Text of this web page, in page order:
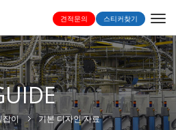
견적문의 스티커찾기
잡이 기본 디자인 자료